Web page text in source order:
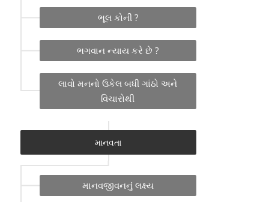
ભૂલ કોની ?
ભગવાન ન્યાય કરે છે ?
લાવો મનનો ઉકેલ બધી ગાંઠો અને
વિચારોથી
માનવતા
માનવજીવનનું લક્ષ્ય